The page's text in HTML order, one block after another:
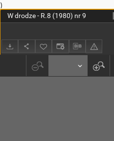
)
W drodze - R.8 (1980) nr 9